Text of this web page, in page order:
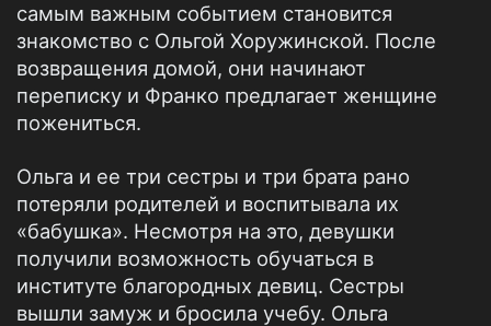
самым важным событием становится
знакомство с Ольгой Хоружинской. После
возвращения домой, они начинают
переписку и Франко предлагает женщине
пожениться.
Ольга и ее три сестры и три брата рано
потеряли родителей и воспитывала их
«бабушка». Несмотря на это, девушки
получили возможность обучаться в
институте благородных девиц. Сестры
вышли замуж и бросила учебу. Ольга